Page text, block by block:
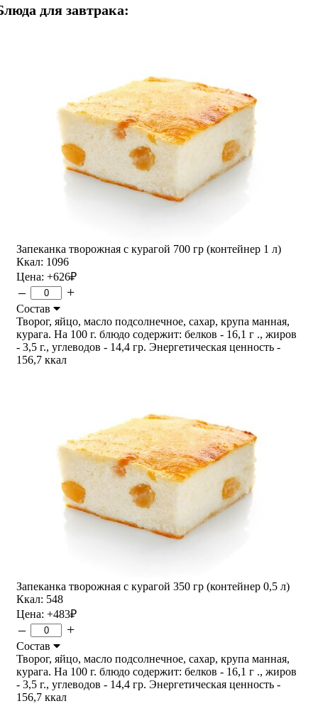
для завтрака:
Запеканка творожная с курагой 700 гр (контейнер 1 л)
Ккал: 1096
Цена: +626₽
– +
Состав
Творог, яйцо, масло подсолнечное, сахар, крупа манная,
курага. На 100 г. блюдо содержит: белков - 16,1 г ., жиров
- 3,5 г., углеводов - 14,4 гр. Энергетическая ценность -
156,7 ккал
Запеканка творожная с курагой 350 гр (контейнер 0,5 л)
Ккал: 548
Цена: +483₽
– +
Состав
Творог, яйцо, масло подсолнечное, сахар, крупа манная,
курага. На 100 г. блюдо содержит: белков - 16,1 г ., жиров
- 3,5 г., углеводов - 14,4 гр. Энергетическая ценность -
156,7 ккал